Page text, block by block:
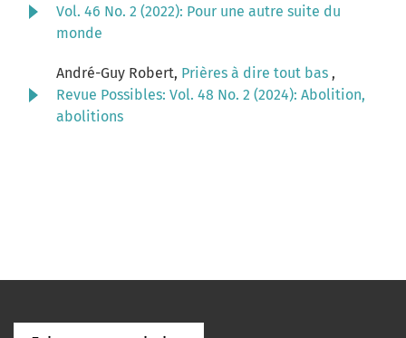
Vol. 46 No. 2 (2022): Pour une autre suite du
monde
André-Guy Robert, Prières à dire tout bas ,
Revue Possibles: Vol. 48 No. 2 (2024): Abolition,
abolitions